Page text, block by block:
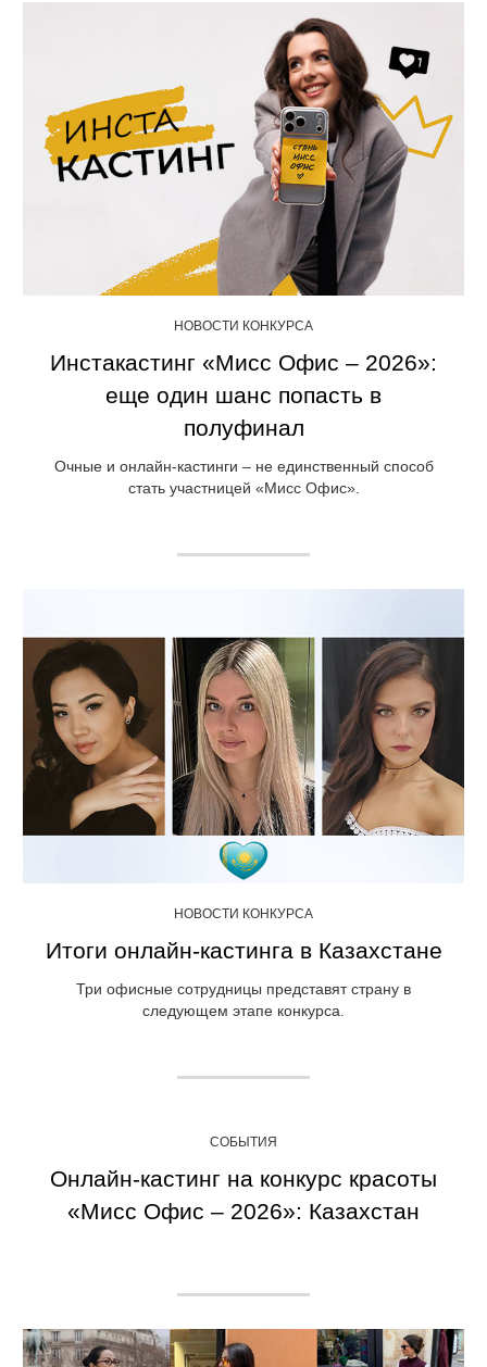
НОВОСТИ КОНКУРСА
Инстакастинг «Мисс Офис – 2026»:
еще один шанс попасть в
полуфинал
Очные и онлайн-кастинги – не единственный способ
стать участницей «Мисс Офис».
НОВОСТИ КОНКУРСА
Итоги онлайн-кастинга в Казахстане
Три офисные сотрудницы представят страну в
следующем этапе конкурса.
СОБЫТИЯ
Онлайн-кастинг на конкурс красоты
«Мисс Офис – 2026»: Казахстан